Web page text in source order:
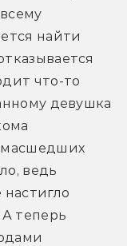
найти
что-то
девушка
ведь
теперь